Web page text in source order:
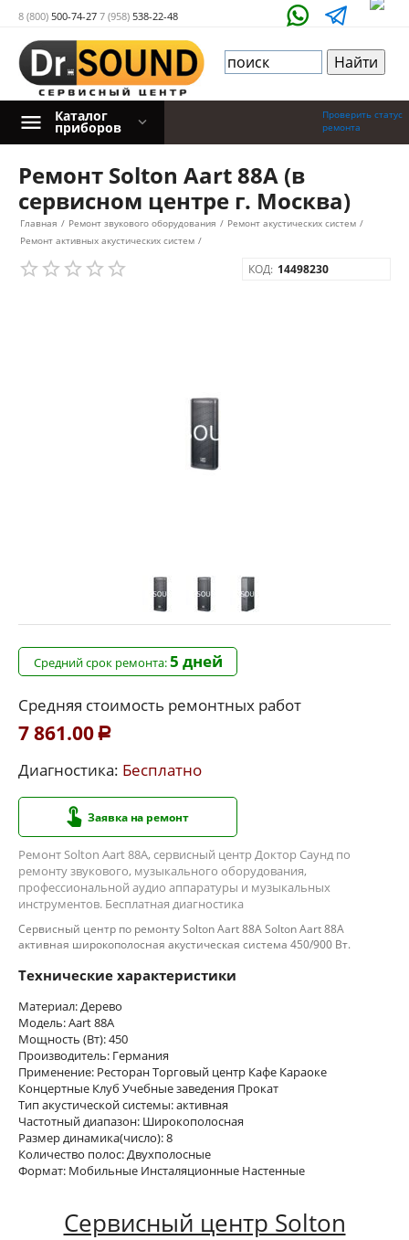
8 (800) 500-74-27 7 (958) 538-22-48
Проверить статус
ремонта
Каталог
приборов
Ремонт Solton Aart 88A (в
сервисном центре г. Москва)
Главная / Ремонт звукового оборудования / Ремонт акустических систем /
Ремонт активных акустических систем /
КОД: 14498230
Средний срок ремонта:5 дней
Средняя стоимость ремонтных работ
7 861.00 Р
Диагностика: Бесплатно
Заявка на ремонт
Ремонт Solton Aart 88A, сервисный центр Доктор Саунд по
ремонту звукового, музыкального оборудования,
профессиональной аудио аппаратуры и музыкальных
инструментов. Бесплатная диагностика
Сервисный центр по ремонту Solton Aart 88A Solton Aart 88A
активная широкополосная акустическая система 450/900 Вт.
Технические характеристики
Материал: Дерево
Модель: Aart 88A
Мощность (Вт): 450
Производитель: Германия
Применение: Ресторан Торговый центр Кафе Караоке
Концертные Клуб Учебные заведения Прокат
Тип акустической системы: активная
Частотный диапазон: Широкополосная
Размер динамика(число): 8
Количество полос: Двухполосные
Формат: Мобильные Инсталяционные Настенные
Сервисный центр Solton